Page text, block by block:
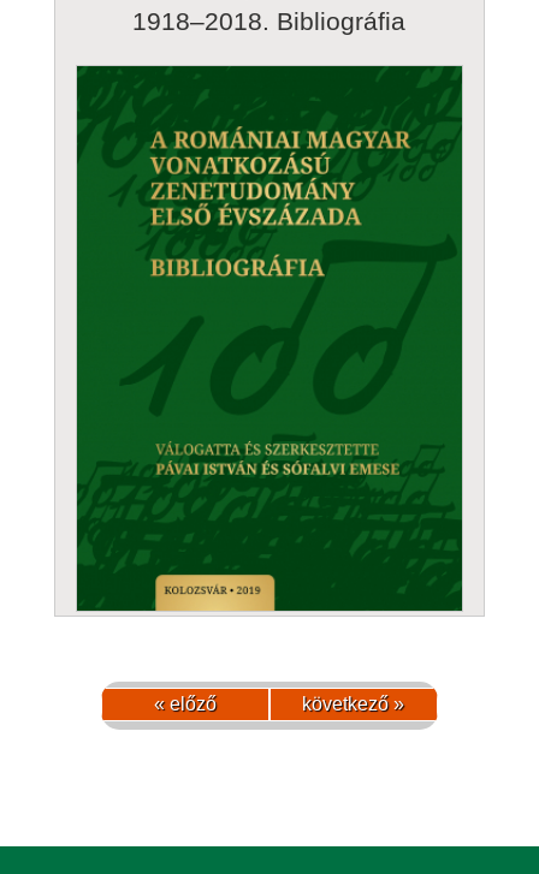
1918–2018. Bibliográfia
« előző következő »